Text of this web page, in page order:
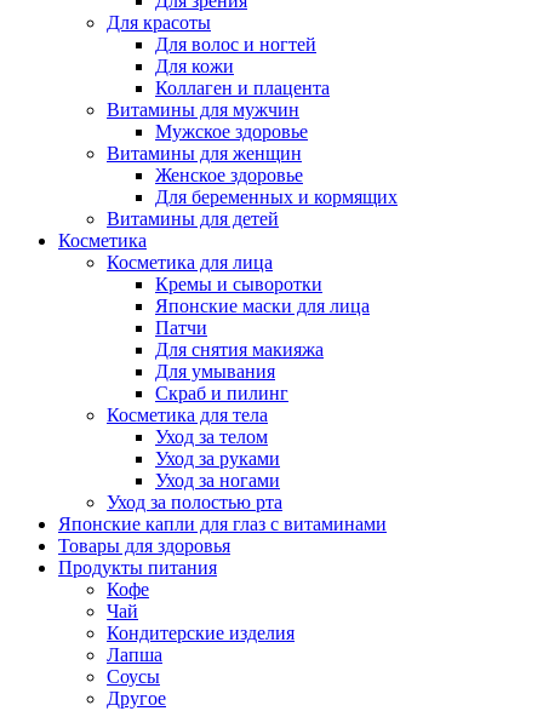
Для красоты
Для волос и ногтей
Для кожи
Коллаген и плацента
Витамины для мужчин
Мужское здоровье
Витамины для женщин
Женское здоровье
Для беременных и кормящих
Витамины для детей
Косметика
Косметика для лица
Кремы и сыворотки
Японские маски для лица
Патчи
Для снятия макияжа
Для умывания
Скраб и пилинг
Косметика для тела
Уход за телом
Уход за руками
Уход за ногами
Уход за полостью рта
Японские капли для глаз с витаминами
Товары для здоровья
Продукты питания
Кофе
Чай
Кондитерские изделия
Лапша
Соусы
Другое